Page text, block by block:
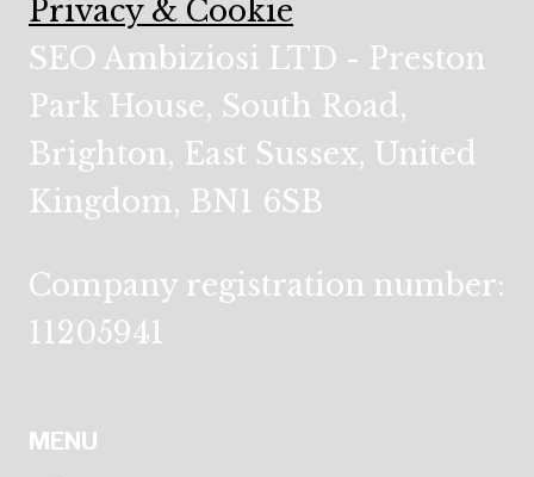
Privacy & Cookie
SEO Ambiziosi LTD - Preston
Park House, South Road,
Brighton, East Sussex, United
Kingdom, BN1 6SB
Company registration number:
11205941
MENU